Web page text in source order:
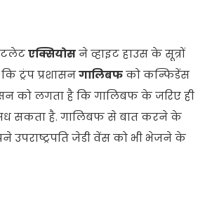
एक्सियोसने व्हाइट हाउस के सूत्रों
ट्रंप प्रशासनगालिबफको कन्फिडेंस
को लगता है कि गालिबफ के जरिए ही
सकता है. गालिबफ से बात करने के
उपराष्ट्रपति जेडी वेंस को भी भेजने के